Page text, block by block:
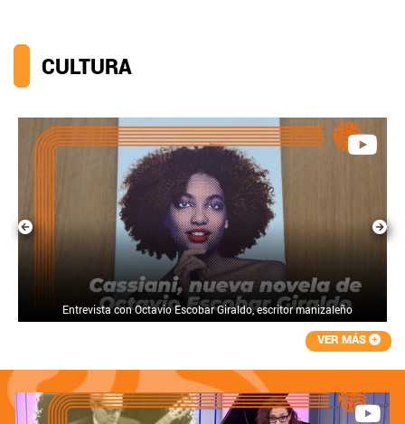
CULTURA
Entrevista con Octavio Escobar Giraldo, escritor manizaleño
VER MÁS